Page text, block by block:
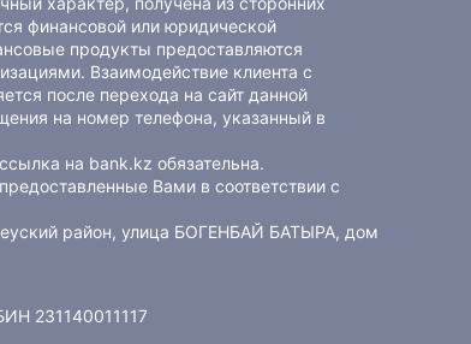
финансовой или юридической
продукты предоставляются
Взаимодействие клиента с
после перехода на сайт данной
на номер телефона, указанный в
на bank.kz обязательна.
Вами в соответствии с
район, улица БОГЕНБАЙ БАТЫРА, дом
231140011117